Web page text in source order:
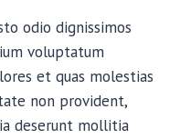
odio dignissimos
voluptatum
et quas molestias
non provident,
deserunt mollitia